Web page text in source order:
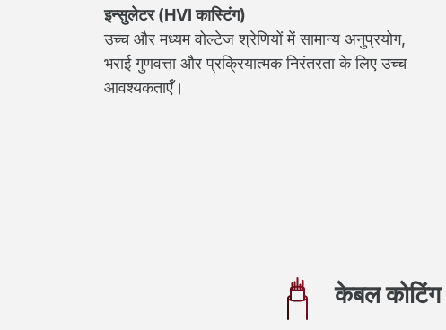
इन्सुलेटर (HVI कास्टिंग)
उच्च और मध्यम वोल्टेज श्रेणियों में सामान्य अनुप्रयोग,
भराई गुणवत्ता और प्रक्रियात्मक निरंतरता के लिए उच्च
आवश्यकताएँ।
केबल कोटिंग